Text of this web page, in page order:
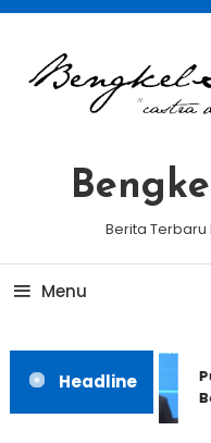
Skip
Content
Berita
Menu
Headline